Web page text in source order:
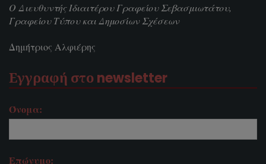
Ο Διευθυντής Ιδιαιτέρου Γραφείου Σεβασμιωτάτου,
Γραφείου Τύπου και Δημοσίων Σχέσεων
Δημήτριος Αλφιέρης
Εγγραφή στο newsletter
Όνομα:
Επώνυμο: